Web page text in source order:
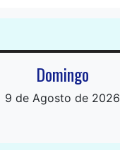
Domingo
9 de Agosto de 2026